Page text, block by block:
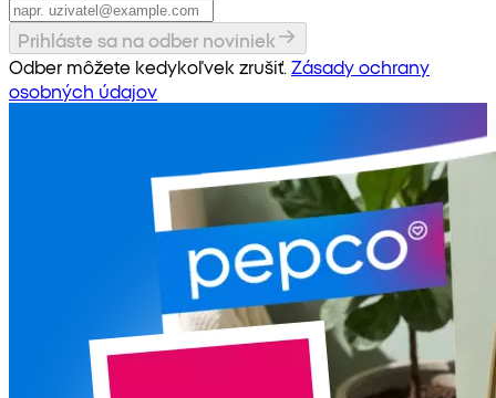
Prihláste sa na odber noviniek
Odber môžete kedykoľvek zrušiť. Zásady ochrany
osobných údajov